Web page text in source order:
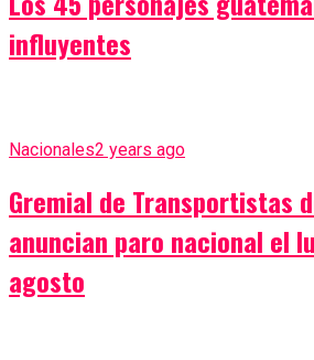
influyentes
Nacionales2 years ago
Gremial de Transportistas
anuncian paro nacional el
agosto